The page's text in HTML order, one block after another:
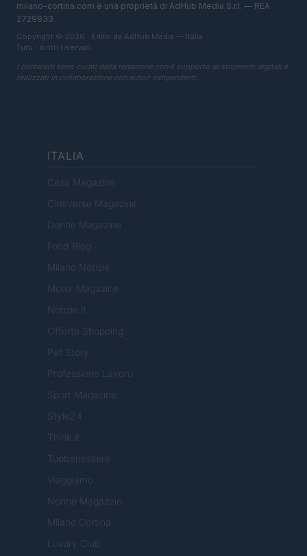
milano-cortina.com è una proprietà di AdHub Media S.r.l. — REA
2729933
Copyright © 2026 · Edito da AdHub Media — Italia
Tutti i diritti riservati
I contenuti sono curati dalla redazione con il supporto di strumenti digitali e
realizzati in collaborazione con autori indipendenti.
ITALIA
Casa Magazine
Cineverse Magazine
Donne Magazine
Food Blog
Milano Notizie
Motor Magazine
Notizie.it
Offerte Shopping
Pet Story
Professione Lavoro
Sport Magazine
Style24
Think.it
Tuobenessere
Viaggiamo
Nonne Magazine
Milano Cortina
Luxury Club